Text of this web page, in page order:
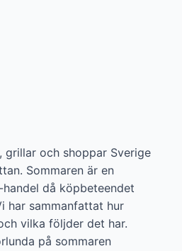
grillar och shoppar Sverige
Sommaren är en
då köpbeteendet
har sammanfattat hur
vilka följder det har.
på sommaren